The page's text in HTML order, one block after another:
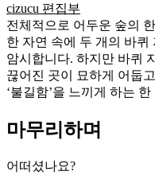
cizucu 편집부
전체적으로 어두운 숲의
한 자연 속에 두 개의 바
암시합니다. 하지만 바퀴
끊어진 곳이 묘하게 어둡
‘불길함’을 느끼게 하는
마무리하며
어떠셨나요?